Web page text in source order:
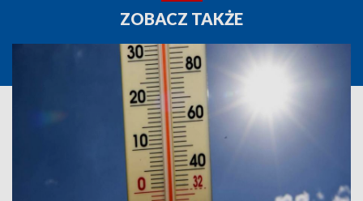
ZOBACZ TAKŻE